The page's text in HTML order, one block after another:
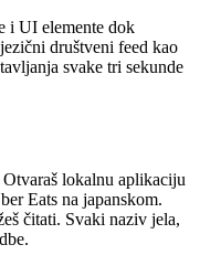
i UI elemente dok
društveni feed kao
svake tri sekunde
lokalnu aplikaciju
Eats na japanskom.
čitati. Svaki naziv jela,